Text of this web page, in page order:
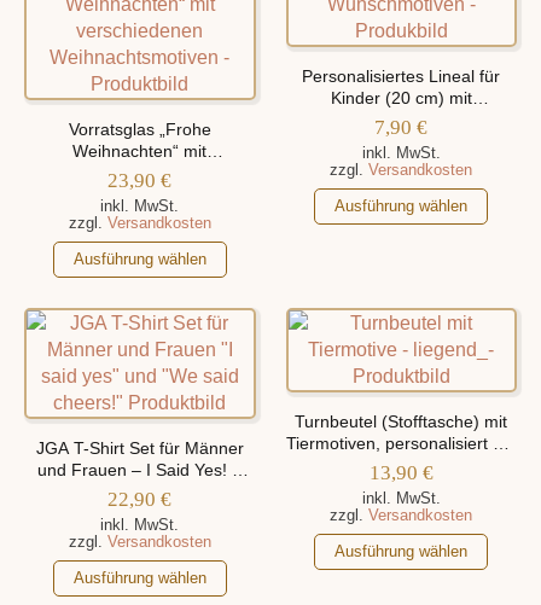
Varianten
auf.
Die
Optionen
können
auf
Produktseite
gewählt
werden
Die
Optionen
können
auf
Produktseite
gewählt
werden
Vorratsglas „Frohe
Weihnachten“ mit
verschiedenen
Weihnachtsmotiven
23,90€
inkl. MwSt.
zzgl. Versandkosten
Ausführung wählen
Dieses
Produkt
weist
mehrere
Varianten
auf.
Die
Optionen
können
Produktseite
gewählt
werden
Personalisiertes Lineal für
Kinder (20 cm) mit
verschiedenen Motiven
7,90€
inkl. MwSt.
zzgl.Versandkosten
Ausführung wählen
Dieses
Produkt
Varianten
Die
Optionen
können
auf
Produktseite
gewählt
werden
JGA T-Shirt Set für Männer
und Frauen – I Said Yes! –
We Said Cheers!
22,90€
inkl. MwSt.
zzgl. Versandkosten
Ausführung wählen
Dieses
Produkt
Turnbeutel (Stofftasche) mit
Tiermotiven, personalisiert mit
Namen
13,90 €
inkl. MwSt.
zzgl.Versandkosten
Ausführung wählen
Dieses
Produkt